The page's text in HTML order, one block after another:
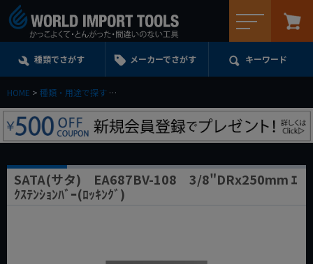
種類でさがす メーカーでさがす キーワード
HOME 種類・用途で探す
SATA(サタ) EA687BV-108 3/8"DRx250mm ｴ
ｸｽﾃﾝｼｮﾝﾊﾞｰ(ﾛｯｷﾝｸﾞ)